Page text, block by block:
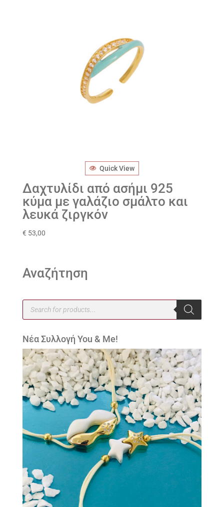
Quick View
Δαχτυλίδι από ασήμι 925
κύμα με γαλάζιο σμάλτο και
λευκά ζιργκόν
€ 53,00
Αναζήτηση
Products
search
Νέα Συλλογή You & Me!